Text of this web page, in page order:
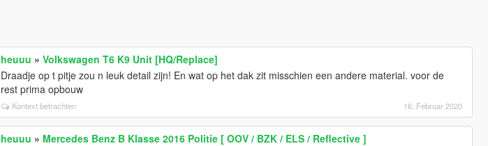
heuuu »Volkswagen T6 K9 Unit [HQ/Replace]
Draadje op t pitje zou n leuk detail zijn! En wat op het dak zit misschien een andere material. voor de
rest prima opbouw
Kontext betrachten 16. Februar 2020
heuuu » Mercedes Benz B Klasse 2016 Politie [ OOV / BZK / ELS / Reflective ]